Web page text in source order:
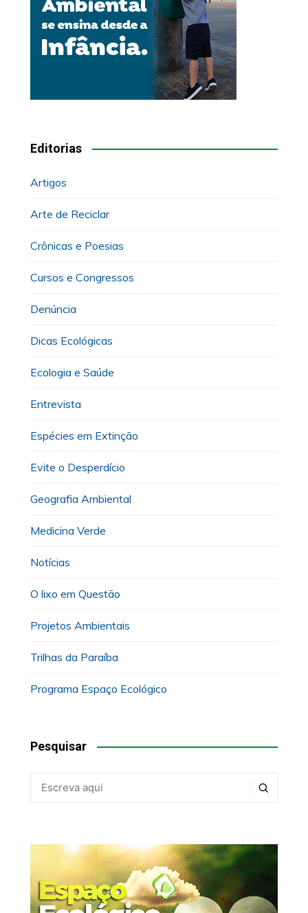
Editorias
Artigos
Arte de Reciclar
Crônicas e Poesias
Cursos e Congressos
Denúncia
Dicas Ecológicas
Ecologia e Saúde
Entrevista
Espécies em Extinção
Evite o Desperdício
Geografia Ambiental
Medicina Verde
Notícias
O lixo em Questão
Projetos Ambientais
Trilhas da Paraíba
Programa Espaço Ecológico
Pesquisar